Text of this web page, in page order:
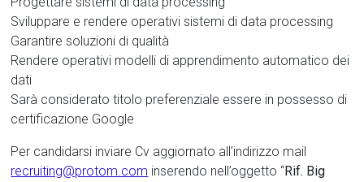
Sviluppare e rendere operativi sistemi di data processing
Garantire soluzioni di qualità
Rendere operativi modelli di apprendimento automatico dei
dati
Sarà considerato titolo preferenziale essere in possesso di
certificazione Google
Per candidarsi inviare Cv aggiornato all’indirizzo mail
recruiting@protom.com inserendo nell’oggetto “Rif. Big